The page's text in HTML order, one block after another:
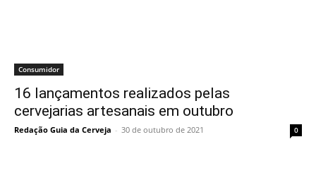
Consumidor
16 lançamentos realizados pelas
cervejarias artesanais em outubro
Redação Guia da Cerveja - 30 de outubro de 2021 0